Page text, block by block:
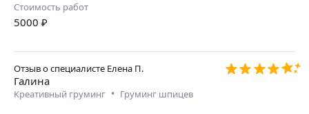
Стоимость работ
5000 ₽
Отзыв о специалисте Елена П.
Галина
Креативный груминг • Груминг шпицев